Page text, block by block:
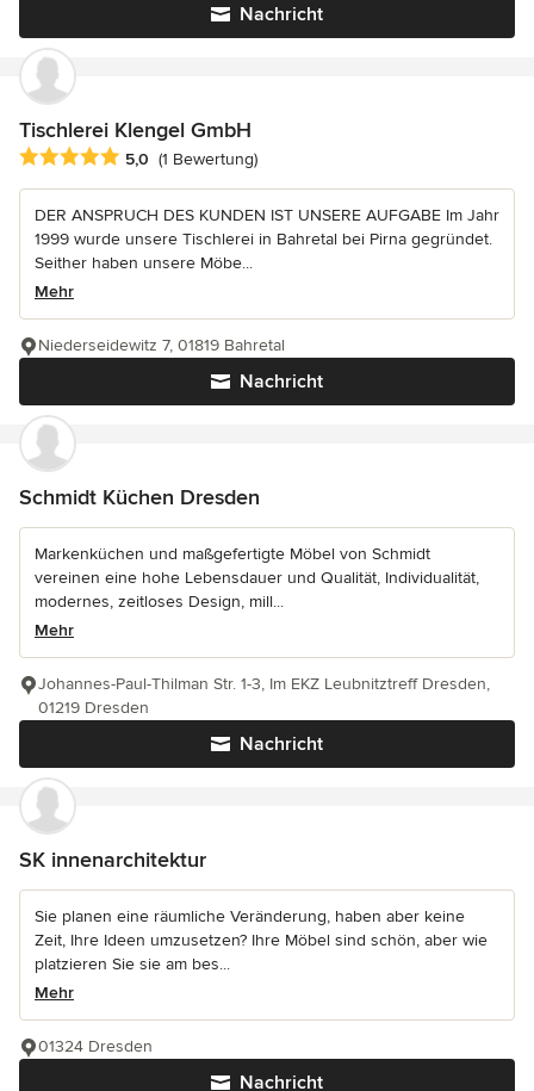
Nachricht
Tischlerei Klengel GmbH
Durchschnittliche Bewertung: 5 von 5 Sternen
5,0 (1 Bewertung)
DER ANSPRUCH DES KUNDEN IST UNSERE AUFGABE Im Jahr
1999 wurde unsere Tischlerei in Bahretal bei Pirna gegründet.
Seither haben unsere Möbe...
Mehr
Nachricht
Niederseidewitz 7, 01819 Bahretal
Schmidt Küchen Dresden
Markenküchen und maßgefertigte Möbel von Schmidt
vereinen eine hohe Lebensdauer und Qualität, Individualität,
modernes, zeitloses Design, mill...
Mehr
Nachricht
Johannes-Paul-Thilman Str. 1-3, Im EKZ Leubnitztreff Dresden,
01219 Dresden
SK innenarchitektur
Sie planen eine räumliche Veränderung, haben aber keine
Zeit, Ihre Ideen umzusetzen? Ihre Möbel sind schön, aber wie
platzieren Sie sie am bes...
Mehr
Nachricht
01324 Dresden